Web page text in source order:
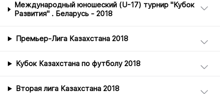
Международный юношеский (U-17) турнир "Кубок
Развития" . Беларусь - 2018
Премьер-Лига Казахстана 2018
Кубок Казахстана по футболу 2018
Вторая лига Казахстана 2018